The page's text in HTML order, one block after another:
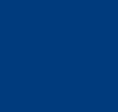
gồm công).